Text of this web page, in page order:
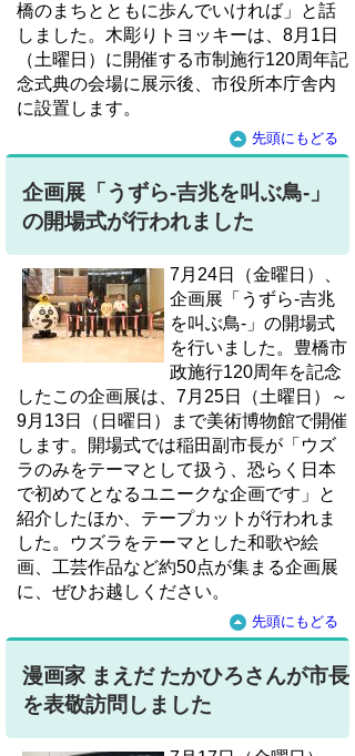
橋のまちとともに歩んでいければ」と話
しました。木彫りトヨッキーは、8月1日
（土曜日）に開催する市制施行120周年記
念式典の会場に展示後、市役所本庁舎内
に設置します。
先頭にもどる
企画展「うずら-吉兆を叫ぶ鳥-」
の開場式が行われました
7月24日（金曜日）、
企画展「うずら-吉兆
を叫ぶ鳥-」の開場式
を行いました。豊橋市
政施行120周年を記念
したこの企画展は、7月25日（土曜日）～
9月13日（日曜日）まで美術博物館で開催
します。開場式では稲田副市長が「ウズ
ラのみをテーマとして扱う、恐らく日本
で初めてとなるユニークな企画です」と
紹介したほか、テープカットが行われま
した。ウズラをテーマとした和歌や絵
画、工芸作品など約50点が集まる企画展
に、ぜひお越しください。
先頭にもどる
漫画家 まえだ たかひろさんが市長
を表敬訪問しました